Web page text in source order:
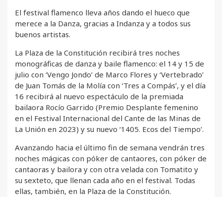
El festival flamenco lleva años dando el hueco que
merece a la Danza, gracias a Indanza y a todos sus
buenos artistas.
La Plaza de la Constitución recibirá tres noches
monográficas de danza y baile flamenco: el 14 y 15 de
julio con ‘Vengo Jondo’ de Marco Flores y ‘Vertebrado’
de Juan Tomás de la Molía con ‘Tres a Compás’, y el día
16 recibirá al nuevo espectáculo de la premiada
bailaora Rocío Garrido (Premio Desplante femenino
en el Festival Internacional del Cante de las Minas de
La Unión en 2023) y su nuevo ‘1405. Ecos del Tiempo’.
Avanzando hacia el último fin de semana vendrán tres
noches mágicas con póker de cantaores, con póker de
cantaoras y bailora y con otra velada con Tomatito y
su sexteto, que llenan cada año en el festival. Todas
ellas, también, en la Plaza de la Constitución.